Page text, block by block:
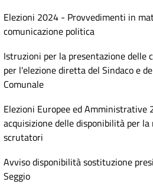
Elezioni 2024 - Provvedimenti in
comunicazione politica
Istruzioni per la presentazione delle
per l'elezione diretta del Sindaco e
Comunale
Elezioni Europee ed Amministrative
acquisizione delle disponibilità per la
scrutatori
Avviso disponibilità sostituzione
Seggio